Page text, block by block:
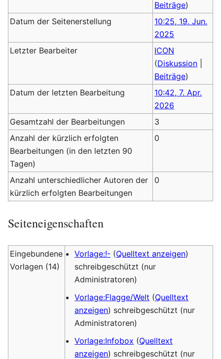
Beiträge)
Datum der Seitenerstellung
10:25, 19. Jun.
2025
Letzter Bearbeiter
ICON
(Diskussion
Beiträge)
Datum der letzten Bearbeitung
10:42, 7. Apr.
2026
Gesamtzahl der Bearbeitungen
3
Anzahl der kürzlich erfolgten
Bearbeitungen (in den letzten 90
Tagen)
0
Anzahl unterschiedlicher Autoren der
kürzlich erfolgten Bearbeitungen
0
Seiteneigenschaften
Eingebundene
Vorlagen (14)
Vorlage:!- (Quelltext anzeigen)
schreibgeschützt (nur
Administratoren)
Vorlage:Flagge/Welt (Quelltext
anzeigen) schreibgeschützt (nur
Administratoren)
Vorlage:Infobox (Quelltext
anzeigen) schreibgeschützt (nur